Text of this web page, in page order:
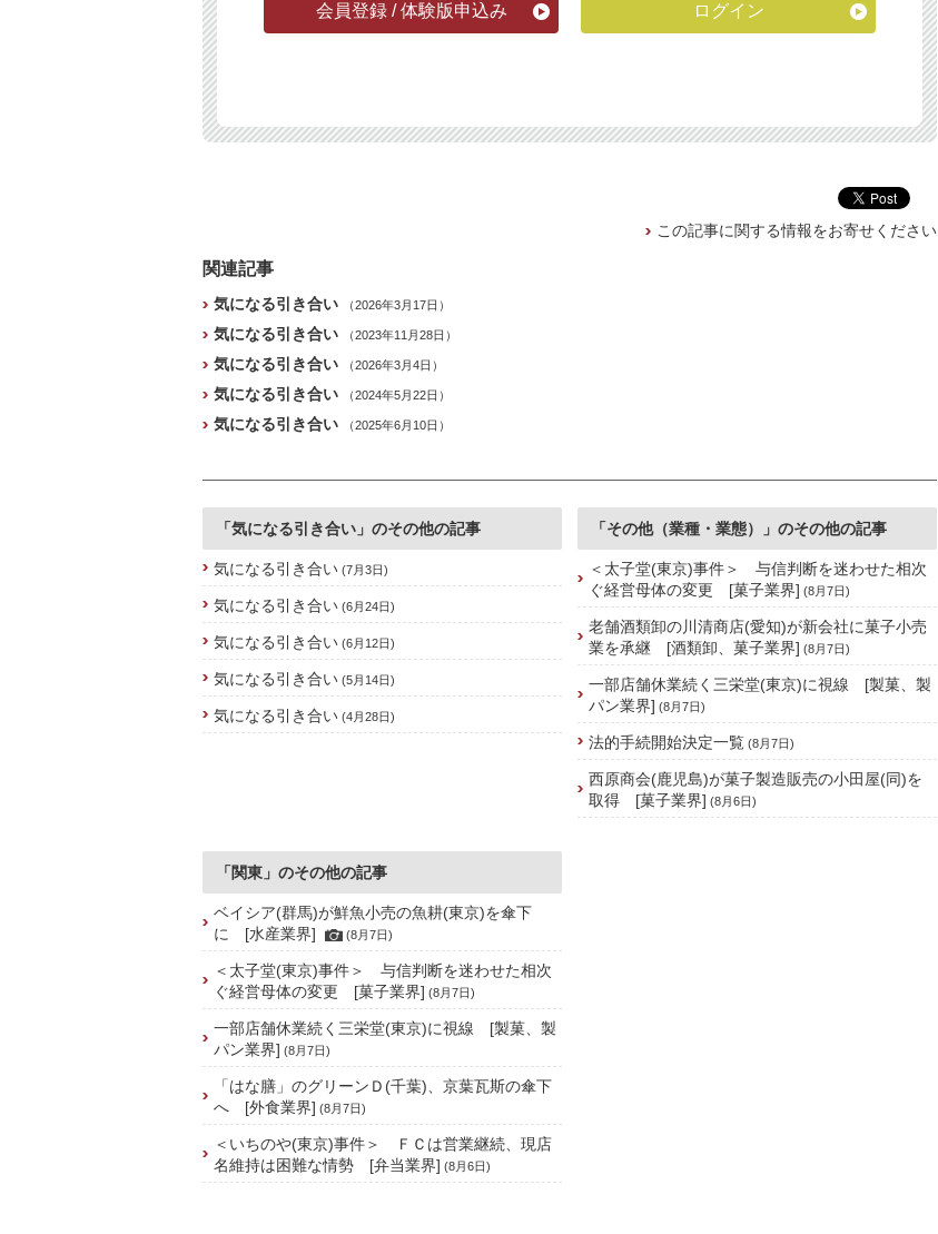
会員登録 / 体験版申込み ログイン
この記事に関する情報をお寄せください
関連記事
気になる引き合い （2026年3月17日）
気になる引き合い （2023年11月28日）
気になる引き合い （2026年3月4日）
気になる引き合い （2024年5月22日）
気になる引き合い （2025年6月10日）
「気になる引き合い」のその他の記事
気になる引き合い (7月3日)
気になる引き合い (6月24日)
気になる引き合い (6月12日)
気になる引き合い (5月14日)
気になる引き合い (4月28日)
「その他（業種・業態）」のその他の記事
＜太子堂(東京)事件＞ 与信判断を迷わせた相次
ぐ経営母体の変更 [菓子業界] (8月7日)
老舗酒類卸の川清商店(愛知)が新会社に菓子小売
業を承継 [酒類卸、菓子業界] (8月7日)
一部店舗休業続く三栄堂(東京)に視線 [製菓、製
パン業界] (8月7日)
法的手続開始決定一覧 (8月7日)
西原商会(鹿児島)が菓子製造販売の小田屋(同)を
取得 [菓子業界] (8月6日)
「関東」のその他の記事
ベイシア(群馬)が鮮魚小売の魚耕(東京)を傘下
に [水産業界]
(8月7日)
＜太子堂(東京)事件＞ 与信判断を迷わせた相次
ぐ経営母体の変更 [菓子業界] (8月7日)
一部店舗休業続く三栄堂(東京)に視線 [製菓、製
パン業界] (8月7日)
「はな膳」のグリーンＤ(千葉)、京葉瓦斯の傘下
へ [外食業界] (8月7日)
＜いちのや(東京)事件＞ ＦＣは営業継続、現店
名維持は困難な情勢 [弁当業界] (8月6日)